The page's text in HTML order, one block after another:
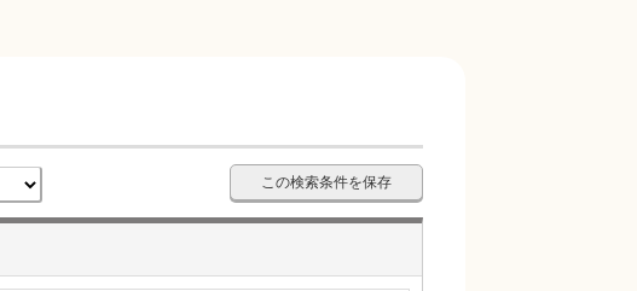
この検索条件を保存